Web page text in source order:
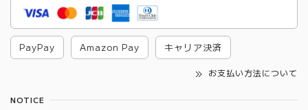
PayPay Amazon Pay キャリア決済
お支払い方法について
NOTICE